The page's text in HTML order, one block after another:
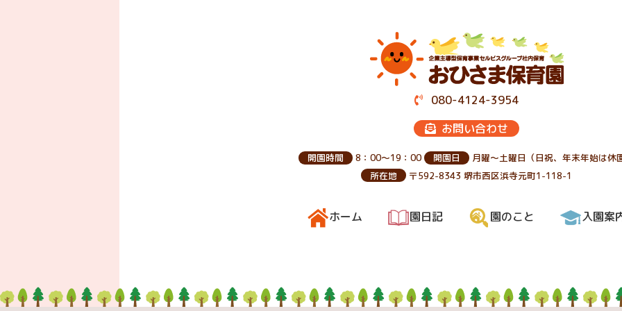
080-4124-3954
お問い合わせ
開園時間 8：00～19：00 開園日
月曜～土曜日（日祝、年末年始は休
所在地
〒592-8343 堺市西区浜寺元町1-118-1
ホーム 園日記 園のこと 入園案